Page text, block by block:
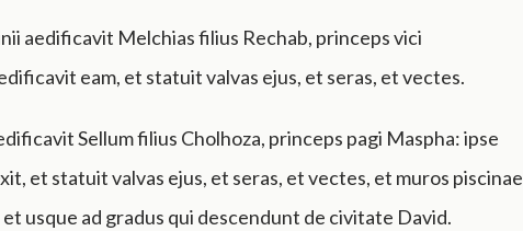
aedificavit Melchias filius Rechab, princeps vici
eam, et statuit valvas ejus, et seras, et vectes.
Sellum filius Cholhoza, princeps pagi Maspha: ipse
et statuit valvas ejus, et seras, et vectes, et muros piscinae
usque ad gradus qui descendunt de civitate David.